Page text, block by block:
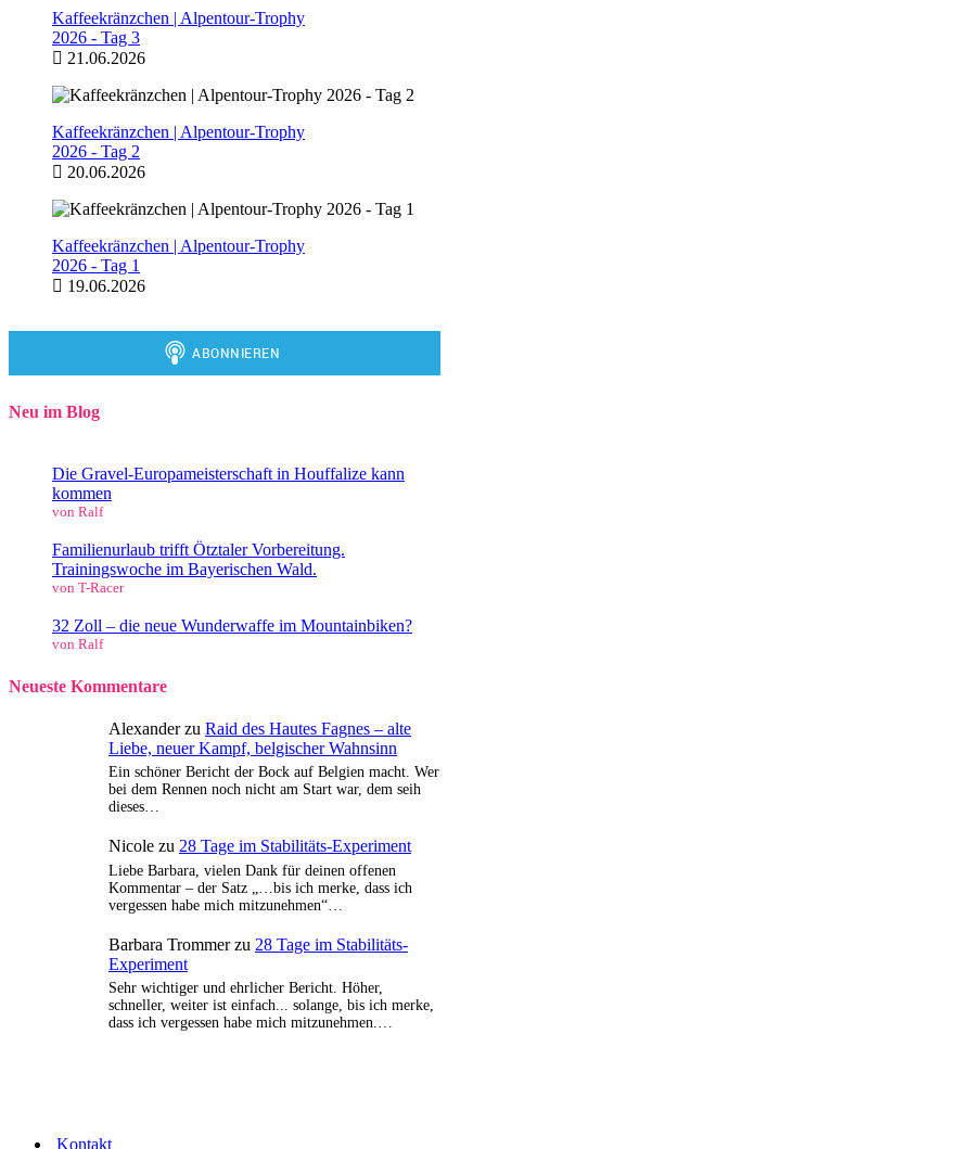
Kaffeekränzchen | Alpentour-Trophy
2026 - Tag 3
21.06.2026
Kaffeekränzchen | Alpentour-Trophy
2026 - Tag 2
20.06.2026
Kaffeekränzchen | Alpentour-Trophy
2026 - Tag 1
19.06.2026
Neu im Blog
Die Gravel-Europameisterschaft in Houffalize kann
kommen
von Ralf
Familienurlaub trifft Ötztaler Vorbereitung.
Trainingswoche im Bayerischen Wald.
von T-Racer
32 Zoll – die neue Wunderwaffe im Mountainbiken?
von Ralf
Neueste Kommentare
Alexanderzu Raid des Hautes Fagnes – alte
Liebe, neuer Kampf, belgischer Wahnsinn
Ein schöner Bericht der Bock auf Belgien macht. Wer
bei dem Rennen noch nicht am Start war, dem seih
dieses…
Nicole zu 28 Tage im Stabilitäts-Experiment
Liebe Barbara, vielen Dank für deinen offenen
Kommentar – der Satz „…bis ich merke, dass ich
vergessen habe mich mitzunehmen“…
Barbara Trommerzu 28 Tage im Stabilitäts-
Experiment
Sehr wichtiger und ehrlicher Bericht. Höher,
schneller, weiter ist einfach... solange, bis ich merke,
dass ich vergessen habe mich mitzunehmen.…
Kontakt